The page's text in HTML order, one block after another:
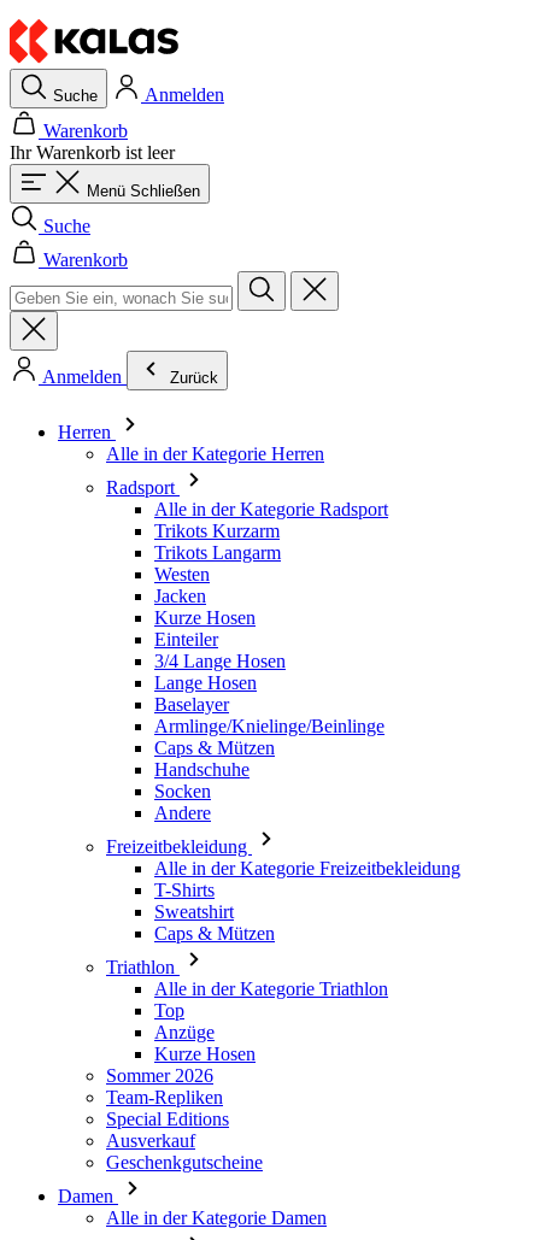
Suche
Anmelden
Warenkorb
Ihr Warenkorb ist leer
Menü Schließen
Suche
Warenkorb
Anmelden Zurück
Herren
Alle in der Kategorie Herren
Radsport
Alle in der Kategorie Radsport
Trikots Kurzarm
Trikots Langarm
Westen
Jacken
Kurze Hosen
Einteiler
3/4 Lange Hosen
Lange Hosen
Baselayer
Armlinge/Knielinge/Beinlinge
Caps & Mützen
Handschuhe
Socken
Andere
Freizeitbekleidung
Alle in der Kategorie Freizeitbekleidung
T-Shirts
Sweatshirt
Caps & Mützen
Triathlon
Alle in der Kategorie Triathlon
Top
Anzüge
Kurze Hosen
Sommer 2026
Team-Repliken
Special Editions
Ausverkauf
Geschenkgutscheine
Damen
Alle in der Kategorie Damen